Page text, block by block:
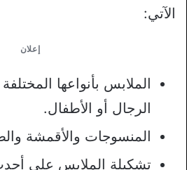
الآتي:
إعلان
الملابس بأنواعها
الرجال أو الأطفال.
المنسوجات والأقمشة
تشكيلة الملابس على